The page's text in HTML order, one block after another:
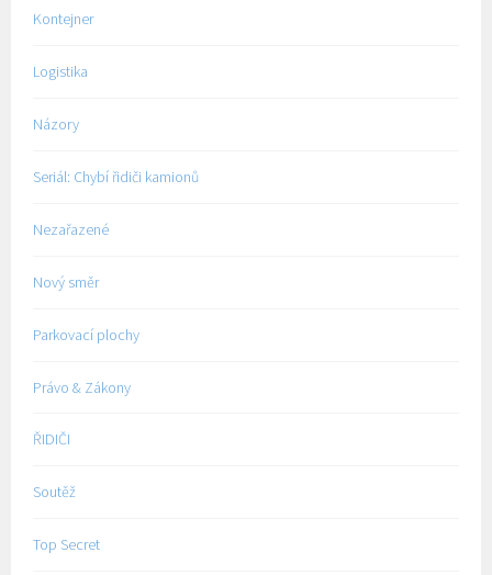
Kontejner
Logistika
Názory
Seriál: Chybí řidiči kamionů
Nezařazené
Nový směr
Parkovací plochy
Právo & Zákony
ŘIDIČI
Soutěž
Top Secret